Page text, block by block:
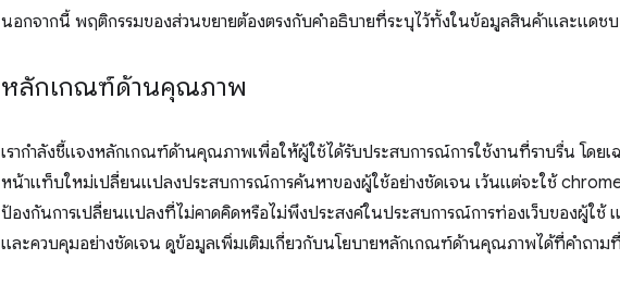
นอกจากนี้ พฤติกรรมของส่วนขยายต้องตรงกับคำอธิบายที่ระบุไว้ทั้งในข้อมูลสินค้าและแด
หลักเกณฑ์ด้านคุณภาพ
เรากำลังชี้แจงหลักเกณฑ์ด้านคุณภาพเพื่อให้ผู้ใช้ได้รับประสบการณ์การใช้งานที่ราบรื่น โดย
หน้าแท็บใหม่เปลี่ยนแปลงประสบการณ์การค้นหาของผู้ใช้อย่างชัดเจน เว้นแต่จะใช้
ป้องกันการเปลี่ยนแปลงที่ไม่คาดคิดหรือไม่พึงประสงค์ในประสบการณ์การท่องเว็บของผู้ใช้ แ
และควบคุมอย่างชัดเจน ดูข้อมูลเพิ่มเติมเกี่ยวกับนโยบายหลักเกณฑ์ด้านคุณภาพได้ที่คำถา